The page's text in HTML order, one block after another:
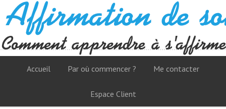
Accueil Par où commencer ? Me contacter
Espace Client